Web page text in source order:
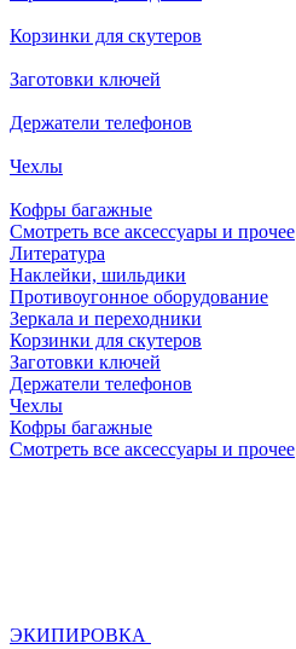
Корзинки для скутеров
Заготовки ключей
Держатели телефонов
Чехлы
Кофры багажные
Смотреть все аксессуары и прочее
Литература
Наклейки, шильдики
Противоугонное оборудование
Зеркала и переходники
Корзинки для скутеров
Заготовки ключей
Держатели телефонов
Чехлы
Кофры багажные
Смотреть все аксессуары и прочее
ЭКИПИРОВКА